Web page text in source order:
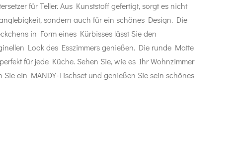
für Teller. Aus Kunststoff gefertigt, sorgt es nicht
sondern auch für ein schönes Design. Die
in Form eines Kürbisses lässt Sie den
Look des Esszimmers genießen. Die runde Matte
für jede Küche. Sehen Sie, wie es Ihr Wohnzimmer
ein MANDY-Tischset und genießen Sie sein schönes